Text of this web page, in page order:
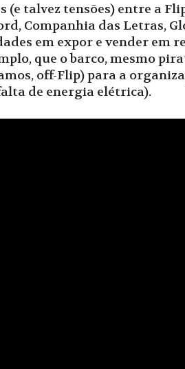
(e talvez tensões) entre a
Companhia das Letras,
em expor e vender em
que o barco, mesmo
off-Flip) para a
de energia elétrica).